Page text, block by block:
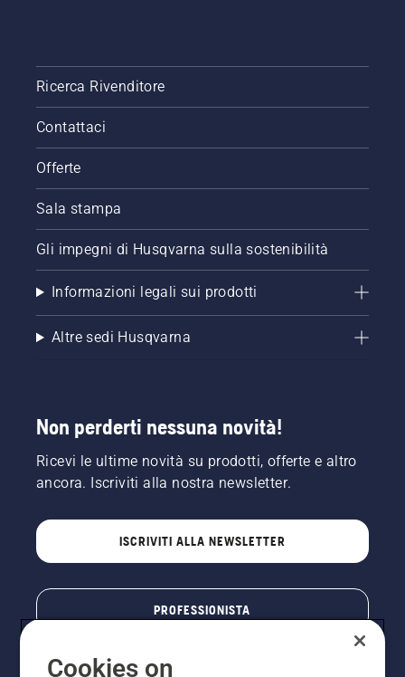
Ricerca Rivenditore
Contattaci
Offerte
Sala stampa
Gli impegni di Husqvarna sulla sostenibilità
Informazioni legali sui prodotti
Altre sedi Husqvarna
Non perderti nessuna novità!
Ricevi le ultime novità su prodotti, offerte e altro
ancora. Iscriviti alla nostra newsletter.
ISCRIVITI ALLA NEWSLETTER
PROFESSIONISTA
Cookies on